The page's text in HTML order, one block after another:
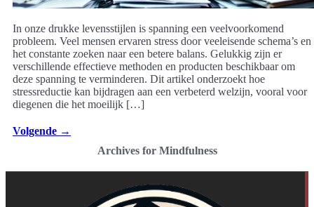
In onze drukke levensstijlen is spanning een veelvoorkomend
probleem. Veel mensen ervaren stress door veeleisende schema’s en
het constante zoeken naar een betere balans. Gelukkig zijn er
verschillende effectieve methoden en producten beschikbaar om
deze spanning te verminderen. Dit artikel onderzoekt hoe
stressreductie kan bijdragen aan een verbeterd welzijn, vooral voor
diegenen die het moeilijk […]
Volgende →
Archives for Mindfulness